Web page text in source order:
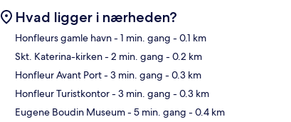
Hvad ligger i nærheden?
Honfleurs gamle havn- 1 min. gang - 0.1 km
Skt. Katerina-kirken- 2 min. gang - 0.2 km
Honfleur Avant Port- 3 min. gang - 0.3 km
Honfleur Turistkontor- 3 min. gang - 0.3 km
Eugene Boudin Museum- 5 min. gang - 0.4 km